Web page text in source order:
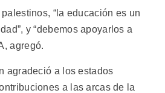
“la educación es un
y “debemos apoyarlos a
agregó.
agradeció a los estados
a las arcas de la